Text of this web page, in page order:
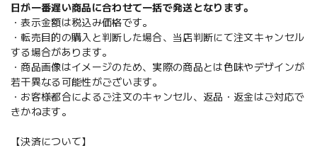
日が一番遅い商品に合わせて一括で発送となります。
・表示金額は税込み価格です。
・転売目的の購入と判断した場合、当店判断にて注文キャンセル
する場合があります。
・商品画像はイメージのため、実際の商品とは色味やデザインが
若干異なる可能性がございます。
・お客様都合によるご注文のキャンセル、返品・返金はご対応で
きかねます。
【決済について】